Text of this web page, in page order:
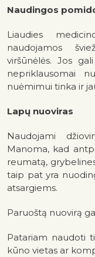
Naudingos
Liaudies
naudojamos
viršūnėlės. Jos
nepriklausomai
nuėmimui tinka ir
Lapų nuoviras
Naudojami
Manoma, kad
reumatą,
taip pat yra
atsargiems.
Paruoštą nuovirą
Patariam naudoti
kūno vietas ar